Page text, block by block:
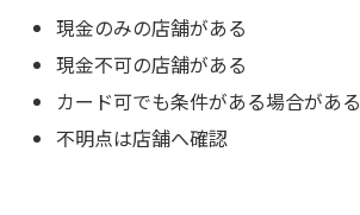
現金のみの店舗がある
現金不可の店舗がある
カード可でも条件がある場合がある
不明点は店舗へ確認